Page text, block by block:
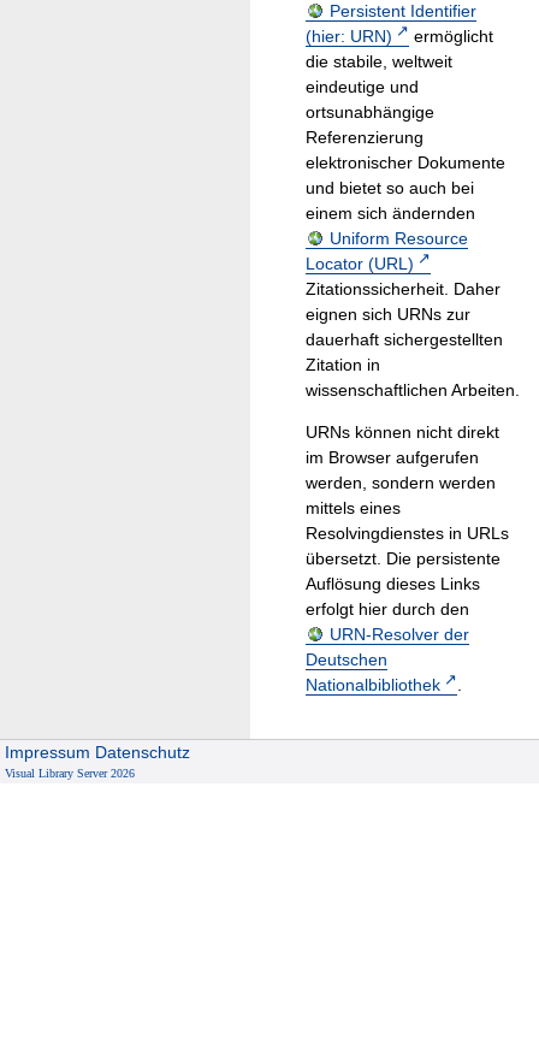
Persistent Identifier
(hier: URN)
ermöglicht
die stabile, weltweit
eindeutige und
ortsunabhängige
Referenzierung
elektronischer Dokumente
und bietet so auch bei
einem sich ändernden
Uniform Resource
Locator (URL)
Zitationssicherheit. Daher
eignen sich URNs zur
dauerhaft sichergestellten
Zitation in
wissenschaftlichen Arbeiten.
URNs können nicht direkt
im Browser aufgerufen
werden, sondern werden
mittels eines
Resolvingdienstes in URLs
übersetzt. Die persistente
Auflösung dieses Links
erfolgt hier durch den
URN-Resolver der
Deutschen
Nationalbibliothek
.
Impressum Datenschutz
Visual Library Server 2026